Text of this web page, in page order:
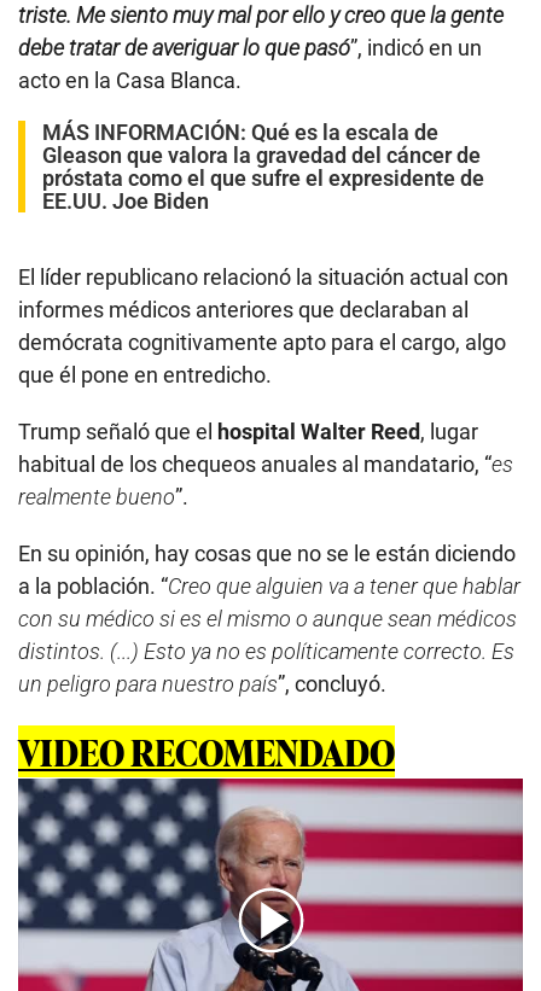
triste. Me siento muy mal por ello y creo que la gente
debe tratar de averiguar lo que pasó”, indicó en un
acto en la Casa Blanca.
MÁS INFORMACIÓN: Qué es la escala de
Gleason que valora la gravedad del cáncer de
próstata como el que sufre el expresidente de
EE.UU. Joe Biden
El líder republicano relacionó la situación actual con
informes médicos anteriores que declaraban al
demócrata cognitivamente apto para el cargo, algo
que él pone en entredicho.
Trump señaló que el hospital Walter Reed, lugar
habitual de los chequeos anuales al mandatario, “es
realmente bueno”.
En su opinión, hay cosas que no se le están diciendo
a la población. “Creo que alguien va a tener que hablar
con su médico si es el mismo o aunque sean médicos
distintos. (...) Esto ya no es políticamente correcto. Es
un peligro para nuestro país”, concluyó.
VIDEO RECOMENDADO